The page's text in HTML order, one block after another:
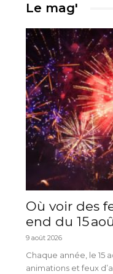
Le mag'
Où voir des
end du 15
9 août 2026
Chaque année, le 15
animations et feux